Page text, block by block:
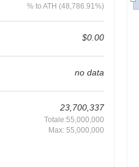
% to ATH (48,786.91%)
$0.00
no data
23,700,337
Totale:55,000,000
Max: 55,000,000